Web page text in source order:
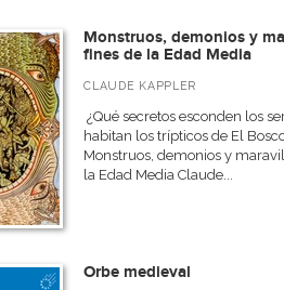
Monstruos, demonios y
fines de la Edad Media
CLAUDE KAPPLER
¿Qué secretos esconden los
habitan los trípticos de El
Monstruos, demonios y
la Edad Media Claude...
Orbe medieval